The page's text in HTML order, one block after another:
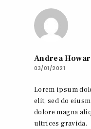
Andrea
03/01/2021
Lorem ipsum
elit, sed do
dolore magna
ultrices gravida.